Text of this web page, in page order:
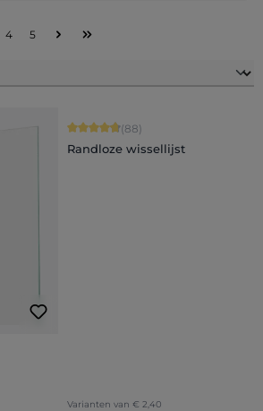
Pagina
4 Pagina
5
4.94 van 5 sterren
Gemiddelde waardering van 4.84
(88)
Randloze wissellijst
Varianten van € 2,40